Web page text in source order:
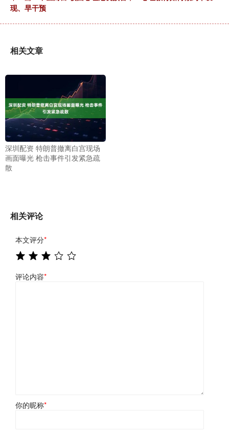
现、早干预
相关文章
深圳配资 特朗普撤离白宫现场
画面曝光 枪击事件引发紧急疏
散
相关评论
本文评分*
评论内容*
你的昵称*